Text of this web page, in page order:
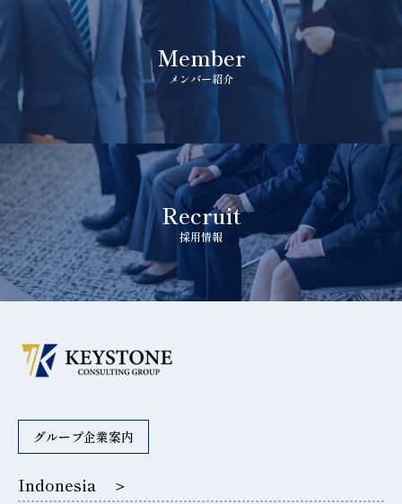
Member
メンバー紹介
Recruit
採用情報
グループ企業案内
Indonesia ＞